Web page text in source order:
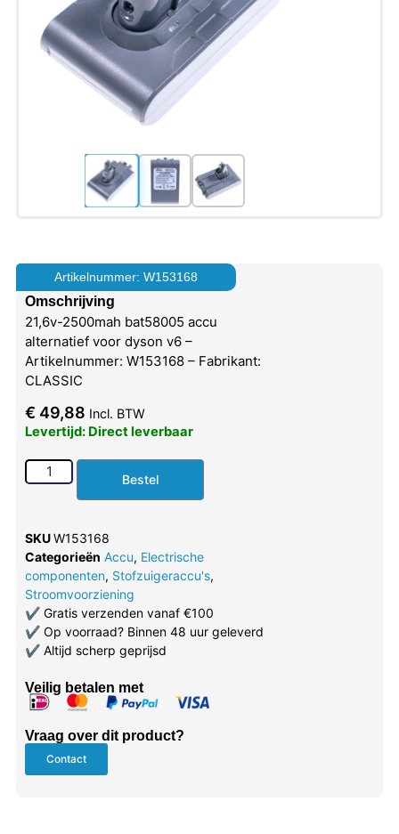
Artikelnummer: W153168
Omschrijving
21,6v-2500mah bat58005 accu
alternatief voor dyson v6 –
Artikelnummer: W153168 – Fabrikant:
CLASSIC
€ 49,88 Incl. BTW
Levertijd: Direct leverbaar
Bestel
SKUW153168
Categorieën Accu, Electrische
componenten, Stofzuigeraccu's,
Stroomvoorziening
✔Gratis verzenden vanaf €100
✔Op voorraad? Binnen 48 uur geleverd
✔Altijd scherp geprijsd
Veilig betalen met
Vraag over dit product?
Contact